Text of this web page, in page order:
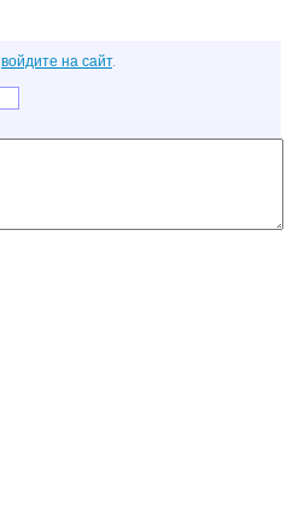
войдите на сайт.